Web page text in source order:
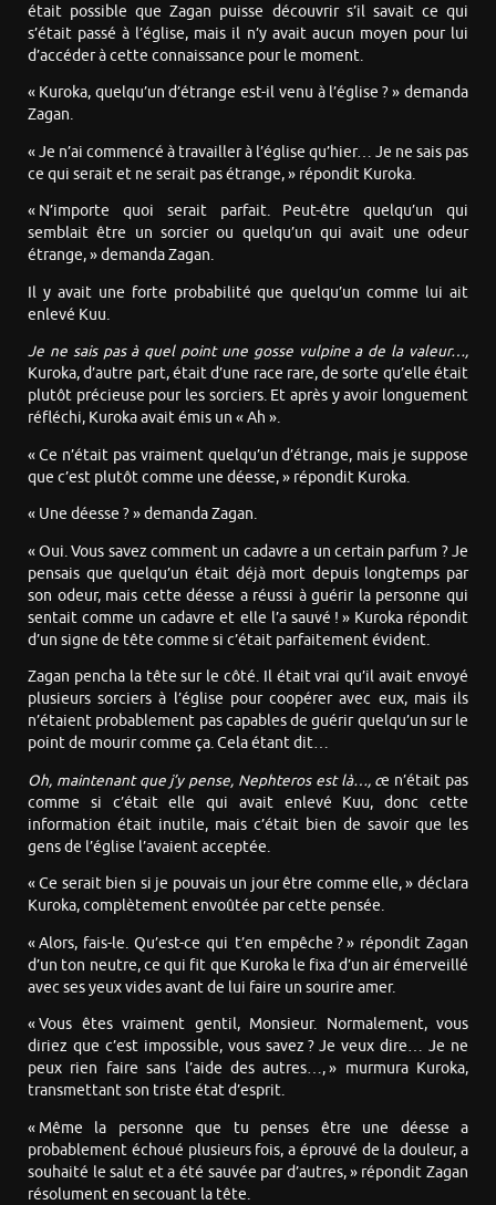
était possible que Zagan puisse découvrir s’il savait ce qui
s’était passé à l’église, mais il n’y avait aucun moyen pour lui
d’accéder à cette connaissance pour le moment.
« Kuroka, quelqu’un d’étrange est-il venu à l’église ? » demanda
Zagan.
« Je n’ai commencé à travailler à l’église qu’hier… Je ne sais pas
ce qui serait et ne serait pas étrange, » répondit Kuroka.
« N’importe quoi serait parfait. Peut-être quelqu’un qui
semblait être un sorcier ou quelqu’un qui avait une odeur
étrange, » demanda Zagan.
Il y avait une forte probabilité que quelqu’un comme lui ait
enlevé Kuu.
Je ne sais pas à quel point unegosse vulpinea de la valeur…,
Kuroka, d’autre part, était d’une race rare, de sorte qu’elle était
plutôt précieuse pour les sorciers. Et après y avoir longuement
réfléchi, Kuroka avait émis un « Ah ».
« Ce n’était pas vraiment quelqu’un d’étrange, mais je suppose
que c’est plutôt comme une déesse, » répondit Kuroka.
« Une déesse ? » demanda Zagan.
« Oui. Vous savez comment un cadavre a un certain parfum ? Je
pensais que quelqu’un était déjà mort depuis longtemps par
son odeur, mais cette déesse a réussi à guérir la personne qui
sentait comme un cadavre et elle l’a sauvé ! » Kuroka répondit
d’un signe de tête comme si c’était parfaitement évident.
Zagan pencha la tête sur le côté. Il était vrai qu’il avait envoyé
plusieurs sorciers à l’église pour coopérer avec eux, mais ils
n’étaient probablement pas capables de guérir quelqu’un sur le
point de mourir comme ça. Cela étant dit…
Oh, maintenant que j’y pense, Nephteros est là…, ce n’était pas
comme si c’était elle qui avait enlevé Kuu, donc cette
information était inutile, mais c’était bien de savoir que les
gens de l’église l’avaient acceptée.
« Ce serait bien si je pouvais un jour être comme elle, » déclara
Kuroka, complètement envoûtée par cette pensée.
« Alors, fais-le. Qu’est-ce qui t’en empêche ? » répondit Zagan
d’un ton neutre, ce qui fit que Kuroka le fixa d’un air émerveillé
avec ses yeux vides avant de lui faire un sourire amer.
« Vous êtes vraiment gentil, Monsieur. Normalement, vous
diriez que c’est impossible, vous savez ? Je veux dire… Je ne
peux rien faire sans l’aide des autres…, » murmura Kuroka,
transmettant son triste état d’esprit.
« Même la personne que tu penses être une déesse a
probablement échoué plusieurs fois, a éprouvé de la douleur, a
souhaité le salut et a été sauvée par d’autres, » répondit Zagan
résolument en secouant la tête.